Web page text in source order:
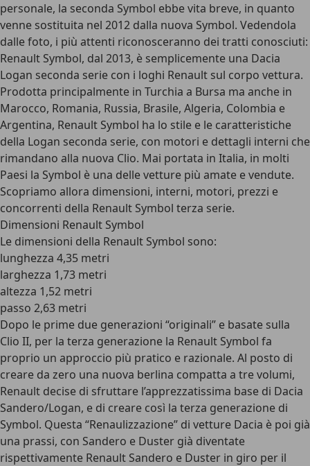
personale, la seconda Symbol ebbe vita breve, in quanto
venne sostituita nel 2012 dalla nuova Symbol. Vedendola
dalle foto, i più attenti riconosceranno dei tratti conosciuti:
Renault Symbol, dal 2013, è semplicemente una Dacia
Logan seconda serie con i loghi Renault sul corpo vettura.
Prodotta principalmente in Turchia a Bursa ma anche in
Marocco, Romania, Russia, Brasile, Algeria, Colombia e
Argentina, Renault Symbol ha lo stile e le caratteristiche
della Logan seconda serie, con motori e dettagli interni che
rimandano alla nuova Clio. Mai portata in Italia, in molti
Paesi la Symbol è una delle vetture più amate e vendute.
Scopriamo allora dimensioni, interni, motori, prezzi e
concorrenti della Renault Symbol terza serie.
Dimensioni Renault Symbol
Le dimensioni della Renault Symbol sono:
lunghezza 4,35 metri
larghezza 1,73 metri
altezza 1,52 metri
passo 2,63 metri
Dopo le prime due generazioni “originali” e basate sulla
Clio II, per la terza generazione la Renault Symbol fa
proprio un approccio più pratico e razionale. Al posto di
creare da zero una nuova berlina compatta a tre volumi,
Renault decise di sfruttare l’apprezzatissima base di Dacia
Sandero/Logan, e di creare così la terza generazione di
Symbol. Questa “Renaulizzazione” di vetture Dacia è poi già
una prassi, con Sandero e Duster già diventate
rispettivamente Renault Sandero e Duster in giro per il